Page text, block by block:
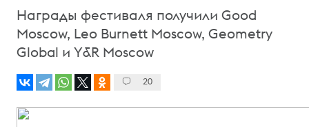
Награды фестиваля получили Good
Moscow, Leo Burnett Moscow, Geometry
Global и Y&R Moscow
20